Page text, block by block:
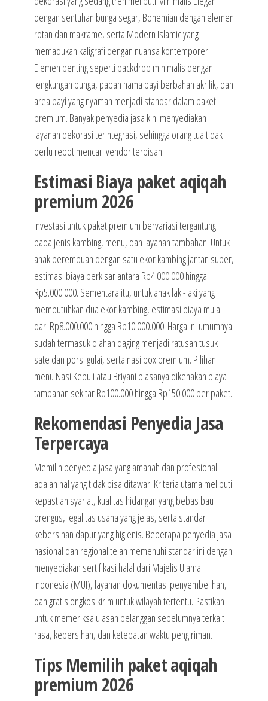
dengan sentuhan bunga segar, Bohemian dengan elemen
rotan dan makrame, serta Modern Islamic yang
memadukan kaligrafi dengan nuansa kontemporer.
Elemen penting seperti backdrop minimalis dengan
lengkungan bunga, papan nama bayi berbahan akrilik, dan
area bayi yang nyaman menjadi standar dalam paket
premium. Banyak penyedia jasa kini menyediakan
layanan dekorasi terintegrasi, sehingga orang tua tidak
perlu repot mencari vendor terpisah.
Estimasi Biaya paket aqiqah
premium 2026
Investasi untuk paket premium bervariasi tergantung
pada jenis kambing, menu, dan layanan tambahan. Untuk
anak perempuan dengan satu ekor kambing jantan super,
estimasi biaya berkisar antara Rp4.000.000 hingga
Rp5.000.000. Sementara itu, untuk anak laki-laki yang
membutuhkan dua ekor kambing, estimasi biaya mulai
dari Rp8.000.000 hingga Rp10.000.000. Harga ini umumnya
sudah termasuk olahan daging menjadi ratusan tusuk
sate dan porsi gulai, serta nasi box premium. Pilihan
menu Nasi Kebuli atau Briyani biasanya dikenakan biaya
tambahan sekitar Rp100.000 hingga Rp150.000 per paket.
Rekomendasi Penyedia Jasa
Terpercaya
Memilih penyedia jasa yang amanah dan profesional
adalah hal yang tidak bisa ditawar. Kriteria utama meliputi
kepastian syariat, kualitas hidangan yang bebas bau
prengus, legalitas usaha yang jelas, serta standar
kebersihan dapur yang higienis. Beberapa penyedia jasa
nasional dan regional telah memenuhi standar ini dengan
menyediakan sertifikasi halal dari Majelis Ulama
Indonesia (MUI), layanan dokumentasi penyembelihan,
dan gratis ongkos kirim untuk wilayah tertentu. Pastikan
untuk memeriksa ulasan pelanggan sebelumnya terkait
rasa, kebersihan, dan ketepatan waktu pengiriman.
Tips Memilih paket aqiqah
premium 2026